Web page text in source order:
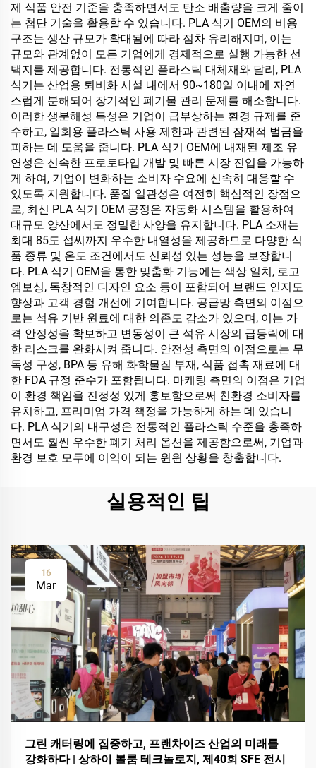
제 식품 안전 기준을 충족하면서도 탄소 배출량을 크게 줄이
는 첨단 기술을 활용할 수 있습니다. PLA 식기 OEM의 비용
구조는 생산 규모가 확대됨에 따라 점차 유리해지며, 이는
규모와 관계없이 모든 기업에게 경제적으로 실행 가능한 선
택지를 제공합니다. 전통적인 플라스틱 대체재와 달리, PLA
식기는 산업용 퇴비화 시설 내에서 90~180일 이내에 자연
스럽게 분해되어 장기적인 폐기물 관리 문제를 해소합니다.
이러한 생분해성 특성은 기업이 급부상하는 환경 규제를 준
수하고, 일회용 플라스틱 사용 제한과 관련된 잠재적 벌금을
피하는 데 도움을 줍니다. PLA 식기 OEM에 내재된 제조 유
연성은 신속한 프로토타입 개발 및 빠른 시장 진입을 가능하
게 하여, 기업이 변화하는 소비자 수요에 신속히 대응할 수
있도록 지원합니다. 품질 일관성은 여전히 핵심적인 장점으
로, 최신 PLA 식기 OEM 공정은 자동화 시스템을 활용하여
대규모 양산에서도 정밀한 사양을 유지합니다. PLA 소재는
최대 85도 섭씨까지 우수한 내열성을 제공하므로 다양한 식
품 종류 및 온도 조건에서도 신뢰성 있는 성능을 보장합니
다. PLA 식기 OEM을 통한 맞춤화 기능에는 색상 일치, 로고
엠보싱, 독창적인 디자인 요소 등이 포함되어 브랜드 인지도
향상과 고객 경험 개선에 기여합니다. 공급망 측면의 이점으
로는 석유 기반 원료에 대한 의존도 감소가 있으며, 이는 가
격 안정성을 확보하고 변동성이 큰 석유 시장의 급등락에 대
한 리스크를 완화시켜 줍니다. 안전성 측면의 이점으로는 무
독성 구성, BPA 등 유해 화학물질 부재, 식품 접촉 재료에 대
한 FDA 규정 준수가 포함됩니다. 마케팅 측면의 이점은 기업
이 환경 책임을 진정성 있게 홍보함으로써 친환경 소비자를
유치하고, 프리미엄 가격 책정을 가능하게 하는 데 있습니
다. PLA 식기의 내구성은 전통적인 플라스틱 수준을 충족하
면서도 훨씬 우수한 폐기 처리 옵션을 제공함으로써, 기업과
환경 보호 모두에 이익이 되는 윈윈 상황을 창출합니다.
실용적인 팁
16
Mar
그린 캐터링에 집중하고, 프랜차이즈 산업의 미래를
강화하다 | 상하이 볼룸 테크놀로지, 제40회 SFE 전시